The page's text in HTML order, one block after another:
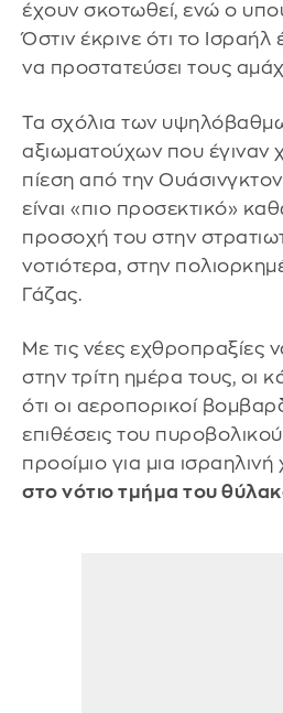
έχουν σκοτωθεί, ενώ ο
Όστιν έκρινε ότι το Ισραήλ
να προστατεύσει τους
Τα σχόλια των
αξιωματούχων που έγιναν
πίεση από την
είναι «πιο προσεκτικό»
προσοχή του στην
νοτιότερα, στην
Γάζας.
Με τις νέες εχθροπραξίες
στην τρίτη ημέρα τους, οι
ότι οι αεροπορικοί
επιθέσεις του
προοίμιο για μια
στο νότιο τμήμα του